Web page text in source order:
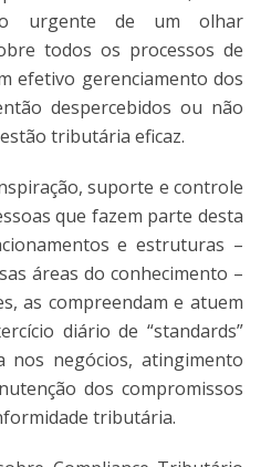
urgente de um olhar
todos os processos de
efetivo gerenciamento dos
despercebidos ou não
tributária eficaz.
suporte e controle
que fazem parte desta
e estruturas –
áreas do conhecimento –
as compreendam e atuem
diário de “standards”
nos negócios, atingimento
dos compromissos
tributária.